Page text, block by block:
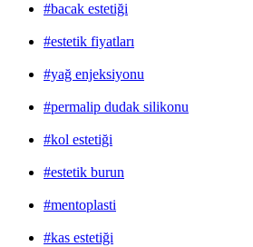
#bacak estetiği
#estetik fiyatları
#yağ enjeksiyonu
#permalip dudak silikonu
#kol estetiği
#estetik burun
#mentoplasti
#kas estetiği